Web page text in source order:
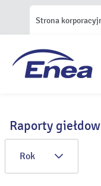
Strona
Raporty
Rok